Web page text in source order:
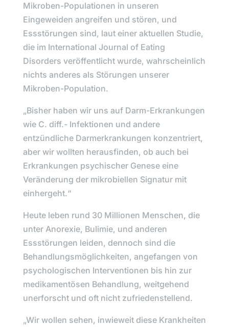
Mikroben-Populationen in unseren
Eingeweiden angreifen und stören, und
Essstörungen sind, laut einer aktuellen Studie,
die im International Journal of Eating
Disorders veröffentlicht wurde, wahrscheinlich
nichts anderes als Störungen unserer
Mikroben-Population.
„Bisher haben wir uns auf Darm-Erkrankungen
wie C. diff.- Infektionen und andere
entzündliche Darmerkrankungen konzentriert,
aber wir wollten herausfinden, ob auch bei
Erkrankungen psychischer Genese eine
Veränderung der mikrobiellen Signatur mit
einhergeht.“
Heute leben rund 30 Millionen Menschen, die
unter Anorexie, Bulimie, und anderen
Essstörungen leiden, dennoch sind die
Behandlungsmöglichkeiten, angefangen von
psychologischen Interventionen bis hin zur
medikamentösen Behandlung, weitgehend
unerforscht und oft nicht zufriedenstellend.
„Wir wollen sehen, inwieweit diese Krankheiten